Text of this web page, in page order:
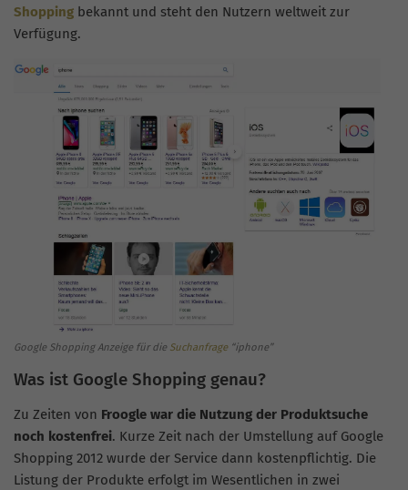
Shopping bekannt und steht den Nutzern weltweit zur
Verfügung.
Google Shopping Anzeige für die Suchanfrage“iphone”
Was ist Google Shopping genau?
Zu Zeiten von Froogle war die Nutzung der Produktsuche
noch kostenfrei. Kurze Zeit nach der Umstellung auf Google
Shopping 2012 wurde der Service dann kostenpflichtig. Die
Listung der Produkte erfolgt im Wesentlichen in zwei